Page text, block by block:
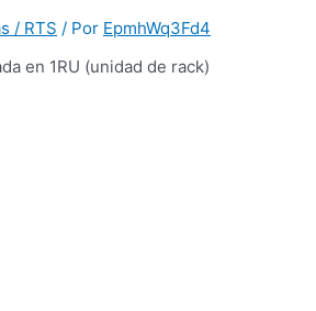
/ RTS / Por EpmhWq3Fd4
en 1RU (unidad de rack)